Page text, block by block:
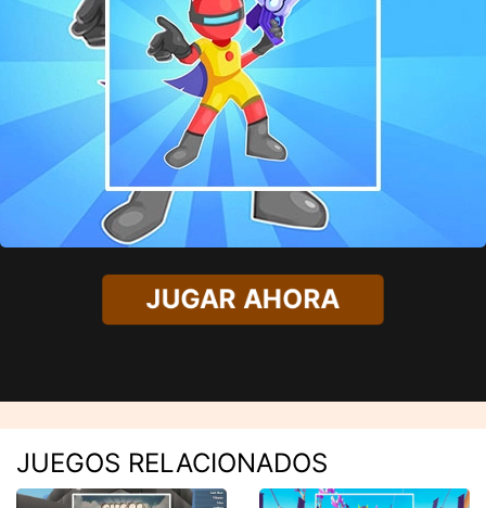
JUGAR AHORA
JUEGOS RELACIONADOS